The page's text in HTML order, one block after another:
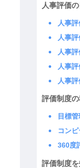
人事評価
人事
人事
人事
人事
人事
評価制度
目標
コン
360度
評価制度